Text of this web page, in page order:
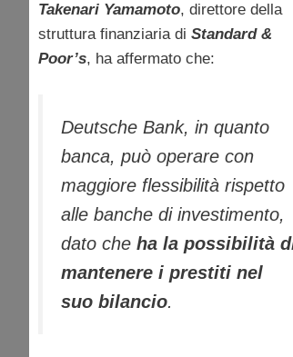
Takenari Yamamoto, direttore della
struttura finanziaria di Standard &
Poor’s, ha affermato che:
Deutsche Bank, in quanto
banca, può operare con
maggiore flessibilità rispetto
alle banche di investimento,
dato che ha la possibilità
mantenere i prestiti nel
suo bilancio.